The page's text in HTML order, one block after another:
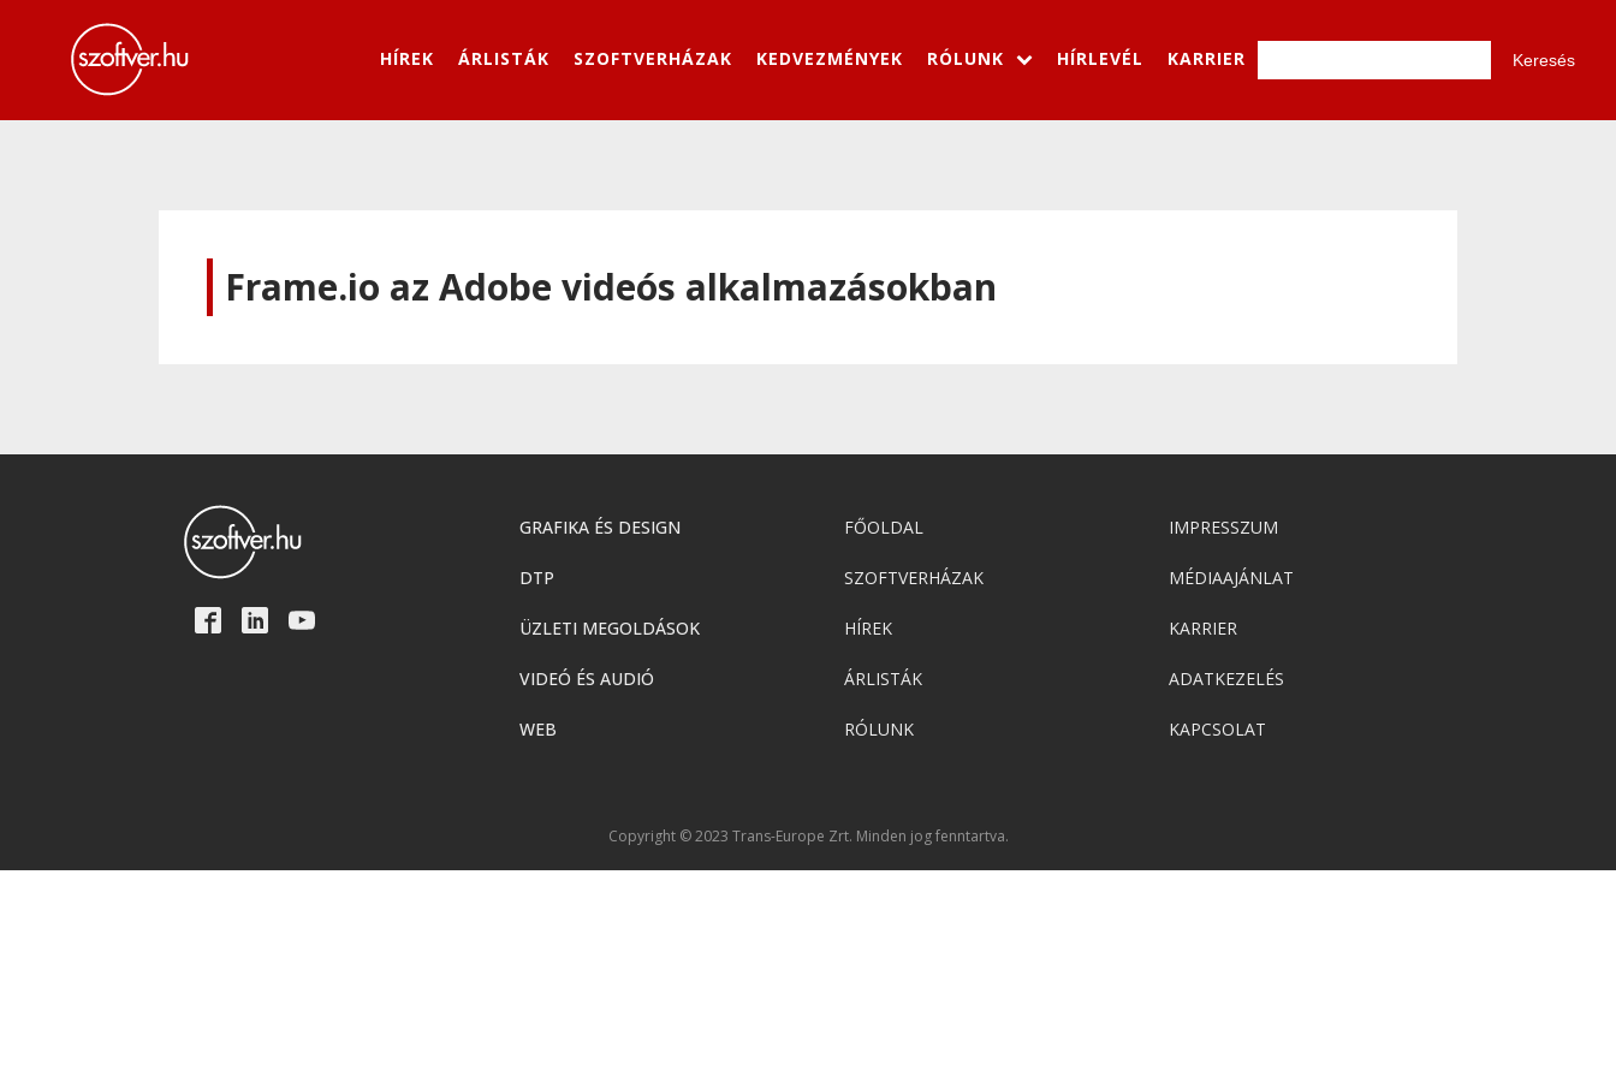
HÍREK ÁRLISTÁK SZOFTVERHÁZAK KEDVEZMÉNYEK RÓLUNK HÍRLEVÉL KARRIER
Frame.io az Adobe videós alkalmazásokban
GRAFIKA ÉS DESIGN
DTP
ÜZLETI MEGOLDÁSOK
VIDEÓ ÉS AUDIÓ
WEB
FŐOLDAL
SZOFTVERHÁZAK
HÍREK
ÁRLISTÁK
RÓLUNK
IMPRESSZUM
MÉDIAAJÁNLAT
KARRIER
ADATKEZELÉS
KAPCSOLAT
Copyright © 2023 Trans-Europe Zrt. Minden jog fenntartva.